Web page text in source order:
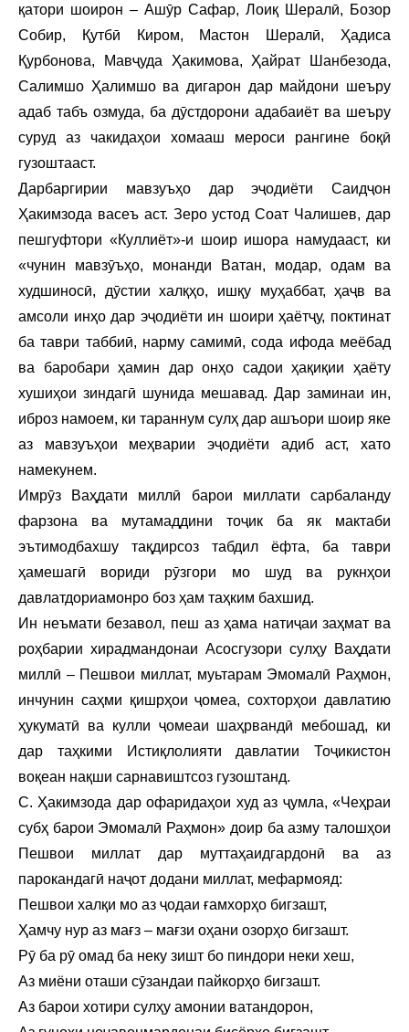
қатори шоирон – Ашӯр Сафар, Лоиқ Шералӣ, Бозор
Собир, Қутбӣ Киром, Мастон Шералӣ, Ҳадиса
Қурбонова, Мавҷуда Ҳакимова, Ҳайрат Шанбезода,
Салимшо Ҳалимшо ва дигарон дар майдони шеъру
адаб табъ озмуда, ба дӯстдорони адабаиёт ва шеъру
суруд аз чакидаҳои хомааш мероси рангине боқӣ
гузоштааст.
Дарбаргирии мавзуъҳо дар эҷодиёти Саидҷон
Ҳакимзода васеъ аст. Зеро устод Соат Чалишев, дар
пешгуфтори «Куллиёт»-и шоир ишора намудааст, ки
«чунин мавзӯъҳо, монанди Ватан, модар, одам ва
худшиносӣ, дӯстии халқҳо, ишқу муҳаббат, ҳаҷв ва
амсоли инҳо дар эҷодиёти ин шоири ҳаётҷу, поктинат
ба таври таббиӣ, нарму самимӣ, сода ифода меёбад
ва баробари ҳамин дар онҳо садои ҳақиқии ҳаёту
хушиҳои зиндагӣ шунида мешавад. Дар заминаи ин,
иброз намоем, ки тараннум сулҳ дар ашъори шоир яке
аз мавзуъҳои меҳварии эҷодиёти адиб аст, хато
намекунем.
Имрӯз Ваҳдати миллӣ барои миллати сарбаланду
фарзона ва мутамаддини тоҷик ба як мактаби
эътимодбахшу тақдирсоз табдил ёфта, ба таври
ҳамешагӣ вориди рӯзгори мо шуд ва рукнҳои
давлатдориамонро боз ҳам таҳким бахшид.
Ин неъмати безавол, пеш аз ҳама натиҷаи заҳмат ва
роҳбарии хирадмандонаи Асосгузори сулҳу Ваҳдати
миллӣ – Пешвои миллат, муьтарам Эмомалӣ Раҳмон,
инчунин саҳми қишрҳои ҷомеа, сохторҳои давлатию
ҳукуматӣ ва кулли ҷомеаи шаҳрвандӣ мебошад, ки
дар таҳкими Истиқлолияти давлатии Тоҷикистон
воқеан нақши сарнавиштсоз гузоштанд.
С. Ҳакимзода дар офаридаҳои худ аз ҷумла, «Чеҳраи
субҳ барои Эмомалӣ Раҳмон» доир ба азму талошҳои
Пешвои миллат дар муттаҳаидгардонӣ ва аз
парокандагӣ наҷот додани миллат, мефармояд:
Пешвои халқи мо аз ҷодаи ғамхорҳо бигзашт,
Ҳамчу нур аз мағз – мағзи оҳани озорҳо бигзашт.
Рӯ ба рӯ омад ба неку зишт бо пиндори неки хеш,
Аз миёни оташи сӯзандаи пайкорҳо бигзашт.
Аз барои хотири сулҳу амонии ватандорон,